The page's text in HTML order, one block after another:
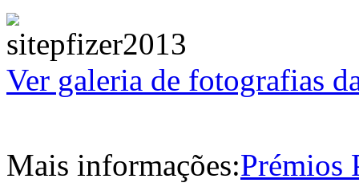
Ver galeria de fotografias
Mais informações:Prémios